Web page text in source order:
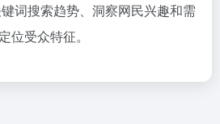
词搜索趋势、洞察网民兴趣和需
位受众特征。